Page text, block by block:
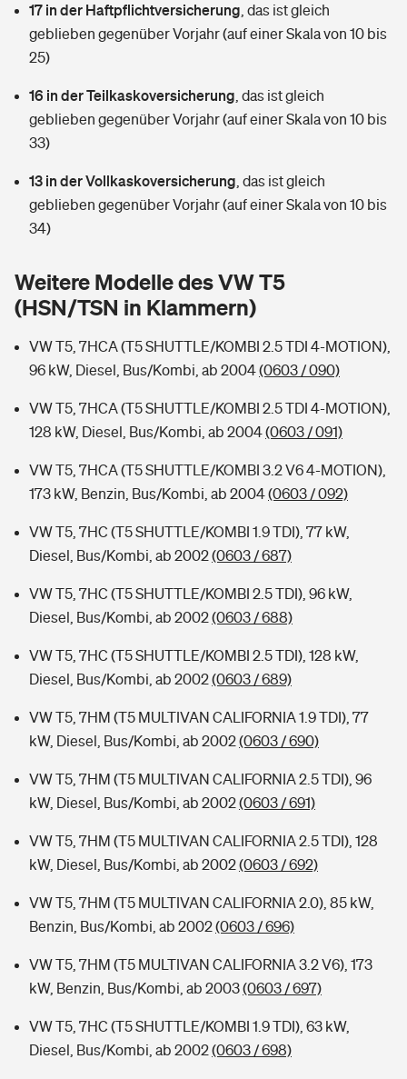
Wer versichert was: Jetzt Versicherer finden
Sie haben Fragen?
Mietkautionsversicherung
Restkreditversicherung
Zur Übersicht
Tools
Wer versichert was: Jetzt Versicherer finden
Sie haben Fragen?
Kinderinvalidität
Hundehalter-Haftpflicht
Handyversicherung
Musikinstrumentenversicherung
Zur Übersicht
Kinderunfall-Check: Mehr Sicherheit für deine Kids
Typklassen: So ist Ihr Auto eingestuft
Tierkrankenversicherung
Zur Übersicht
Tools
Wer versichert was: Jetzt Versicherer finden
Sie haben Fragen?
Rentenrechner: Wie viel Geld bekomme ich im Alter?
17 in der Haftpflichtversicherung das ist gleich
geblieben gegenüber Vorjahr (auf einer Skala von 10 bis
25)
16 in der Teilkaskoversicherung das ist gleich
geblieben gegenüber Vorjahr (auf einer Skala von 10 bis
33)
13 in der Vollkaskoversicherung das ist gleich
geblieben gegenüber Vorjahr (auf einer Skala von 10 bis
34)
Weitere Modelle des VW T5
(HSN/TSN in Klammern)
VW T5, 7HCA (T5 SHUTTLE/KOMBI 2.5 TDI 4-MOTION),
96 kW, Diesel, Bus/Kombi, ab 2004(0603 / 090)
VW T5, 7HCA (T5 SHUTTLE/KOMBI 2.5 TDI 4-MOTION),
128 kW, Diesel, Bus/Kombi, ab 2004(0603 / 091)
VW T5, 7HCA (T5 SHUTTLE/KOMBI 3.2 V6 4-MOTION),
173 kW, Benzin, Bus/Kombi, ab 2004(0603 / 092)
VW T5, 7HC (T5 SHUTTLE/KOMBI 1.9 TDI), 77 kW,
Diesel, Bus/Kombi, ab 2002(0603 / 687)
VW T5, 7HC (T5 SHUTTLE/KOMBI 2.5 TDI), 96 kW,
Diesel, Bus/Kombi, ab 2002(0603 / 688)
VW T5, 7HC (T5 SHUTTLE/KOMBI 2.5 TDI), 128 kW,
Diesel, Bus/Kombi, ab 2002(0603 / 689)
VW T5, 7HM (T5 MULTIVAN CALIFORNIA 1.9 TDI), 77
kW, Diesel, Bus/Kombi, ab 2002(0603 / 690)
VW T5, 7HM (T5 MULTIVAN CALIFORNIA 2.5 TDI), 96
kW, Diesel, Bus/Kombi, ab 2002(0603 / 691)
VW T5, 7HM (T5 MULTIVAN CALIFORNIA 2.5 TDI), 128
kW, Diesel, Bus/Kombi, ab 2002(0603 / 692)
VW T5, 7HM (T5 MULTIVAN CALIFORNIA 2.0), 85 kW,
Benzin, Bus/Kombi, ab 2002(0603 / 696)
VW T5, 7HM (T5 MULTIVAN CALIFORNIA 3.2 V6), 173
kW, Benzin, Bus/Kombi, ab 2003(0603 / 697)
VW T5, 7HC (T5 SHUTTLE/KOMBI 1.9 TDI), 63 kW,
Diesel, Bus/Kombi, ab 2002(0603 / 698)